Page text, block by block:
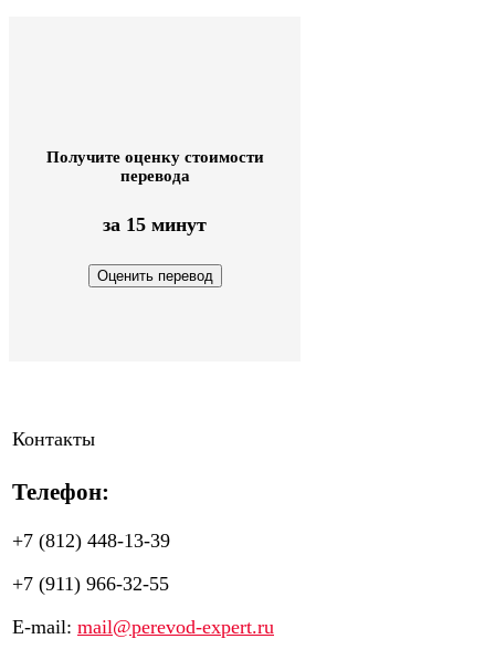
Получите оценку стоимости
перевода
за 15 минут
Контакты
Телефон:
+7 (812) 448-13-39
+7 (911) 966-32-55
E-mail: mail@perevod-expert.ru